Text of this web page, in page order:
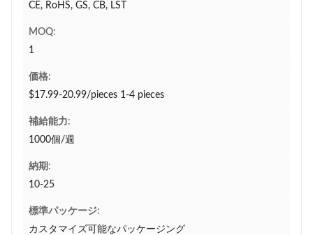
CE, RoHS, GS, CB, LST
MOQ:
1
価格:
$17.99-20.99/pieces 1-4 pieces
補給能力:
1000個/週
納期:
10-25
標準パッケージ:
カスタマイズ可能なパッケージング